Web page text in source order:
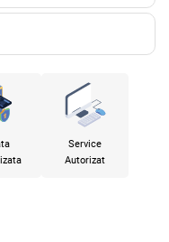
Service
Autorizat